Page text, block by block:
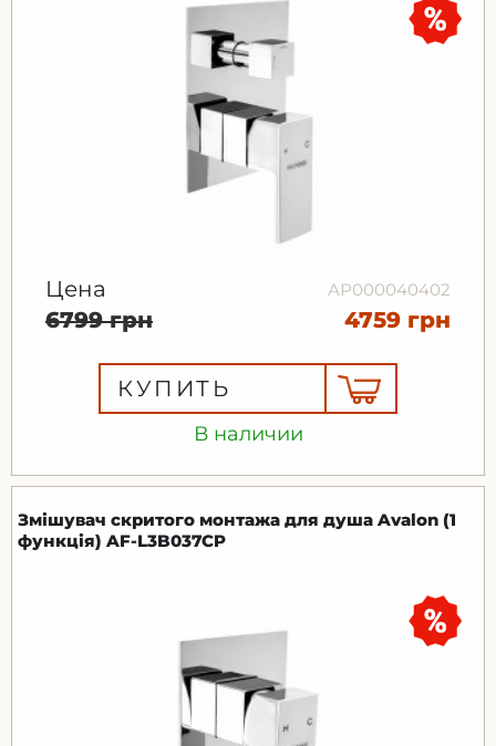
В наличии
Цена АР000040402
6799 грн 4759 грн
КУПИТЬ
Змішувач скритого монтажа для душа Avalon (1
функція) AF-L3B037CP